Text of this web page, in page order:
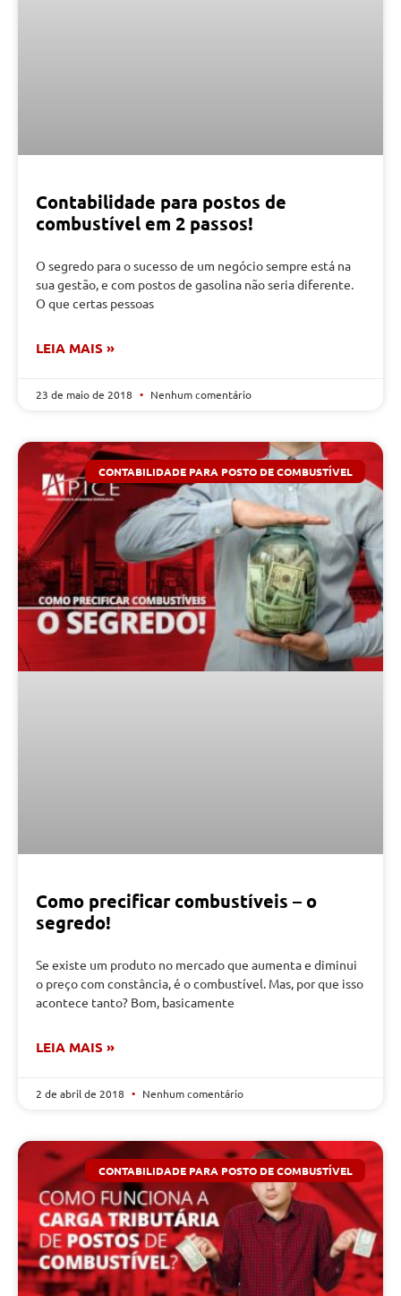
Contabilidade para postos de
combustível em 2 passos!
O segredo para o sucesso de um negócio sempre está na
sua gestão, e com postos de gasolina não seria diferente.
O que certas pessoas
LEIA MAIS »
23 de maio de 2018 Nenhum comentário
CONTABILIDADE PARA POSTO DE COMBUSTÍVEL
Como precificar combustíveis – o
segredo!
Se existe um produto no mercado que aumenta e diminui
o preço com constância, é o combustível. Mas, por que isso
acontece tanto? Bom, basicamente
LEIA MAIS »
2 de abril de 2018 Nenhum comentário
CONTABILIDADE PARA POSTO DE COMBUSTÍVEL